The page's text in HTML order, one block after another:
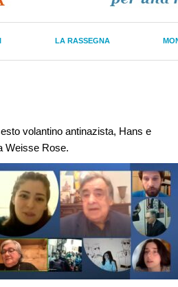
LA RASSEGNA
volantino antinazista, Hans e
Weisse Rose.